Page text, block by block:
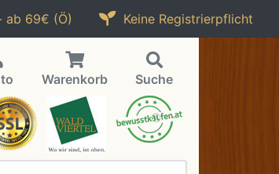
ab 69€ (Ö) Keine Registrierpflicht
Warenkorb Suche